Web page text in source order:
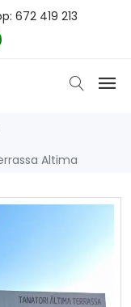
672 419 213
Altima